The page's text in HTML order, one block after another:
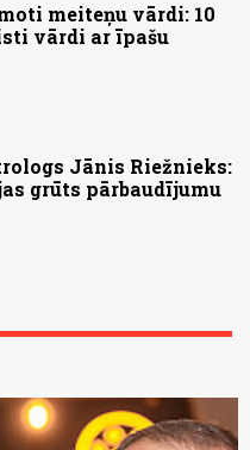
meiteņu vārdi: 10
vārdi ar īpašu
Jānis Riežnieks:
grūts pārbaudījumu